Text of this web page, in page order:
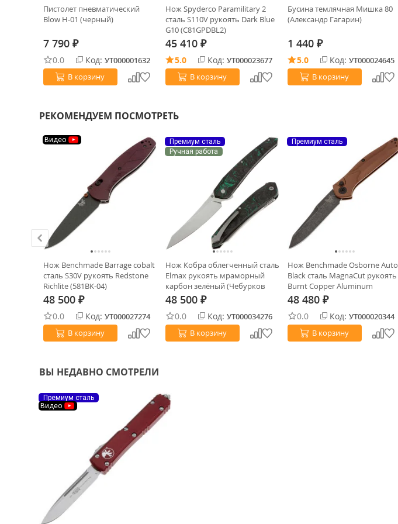
Пистолет пневматический
Blow H-01 (черный)
7 790 ₽
0.0 Код: УТ000001632
В корзину
Нож Spyderco Paramilitary 2
сталь S110V рукоять Dark Blue
G10 (C81GPDBL2)
45 410 ₽
5.0 Код: УТ000023677
В корзину
Бусина темлячная Мишка 80
(Александр Гагарин)
1 440 ₽
5.0 Код: УТ000024645
В корзину
РЕКОМЕНДУЕМ ПОСМОТРЕТЬ
Видео
Нож Benchmade Barrage cobalt
сталь S30V рукоять Redstone
Richlite (581BK-04)
48 500 ₽
0.0 Код: УТ000027274
В корзину
Премиум сталь
Ручная работа
Нож Кобра облегченный сталь
Elmax рукоять мраморный
карбон зелёный (Чебурков
А.И.)
48 500 ₽
0.0 Код: УТ000034276
В корзину
Премиум сталь
Нож Benchmade Osborne Auto
Black сталь MagnaCut рукоять
Burnt Copper Aluminum
(9400BK-03)
48 480 ₽
0.0 Код: УТ000020344
В корзину
ВЫ НЕДАВНО СМОТРЕЛИ
Премиум сталь
Видео